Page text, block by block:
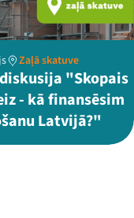
Zaļā skatuve
"Skopais
- kā finansēsim
Latvijā?"